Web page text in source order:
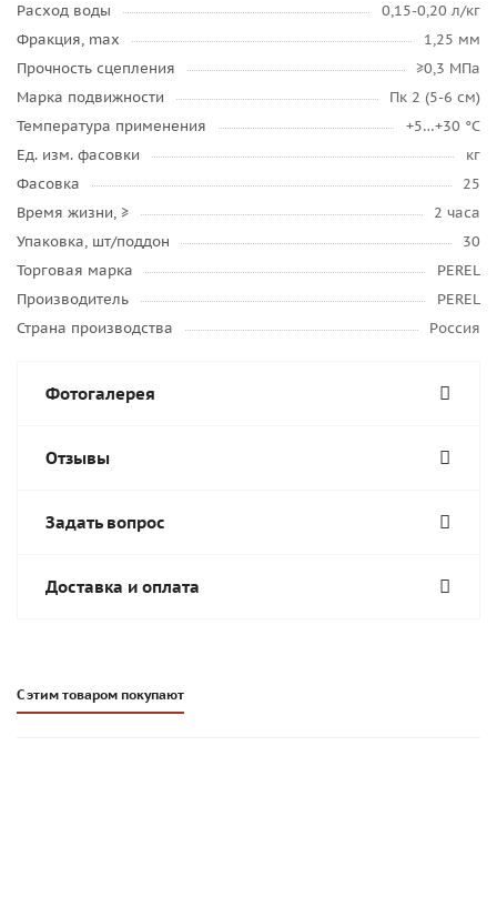
Расход воды
0,15-0,20 л/кг
Фракция, max
1,25 мм
Прочность сцепления
≥0,3 МПа
Марка подвижности
Пк 2 (5-6 см)
Температура применения
+5…+30 °C
Ед. изм. фасовки
кг
Фасовка
25
Время жизни, ≥
2 часа
Упаковка, шт/поддон
30
Торговая марка
PEREL
Производитель
PEREL
Страна производства
Россия
Фотогалерея
Отзывы
Задать вопрос
Доставка и оплата
С этим товаром покупают